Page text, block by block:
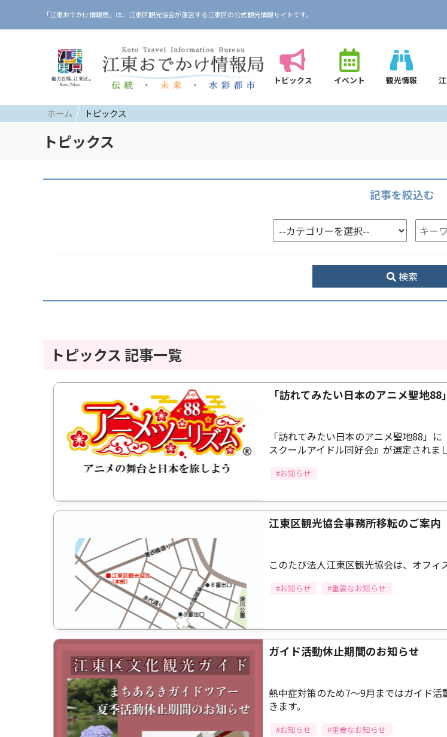
「江東おでかけ情報局」は、江東区観光協会が運営する江東区の公式観光情報サイトです。
トピックス イベント 観光情報
ホーム トピックス
トピックス
記事を絞込む
検索
トピックス 記事一覧
「訪れてみたい日本のアニメ聖地
「訪れてみたい日本のアニメ聖地88」
スクールアイドル同好会』が選定されま
#お知らせ
江東区観光協会事務所移転のご案内
このたび法人江東区観光協会は、オフィ
#お知らせ #重要なお知らせ
ガイド活動休止期間のお知らせ
熱中症対策のため7～9月まではガイド
きます。
#お知らせ #重要なお知らせ